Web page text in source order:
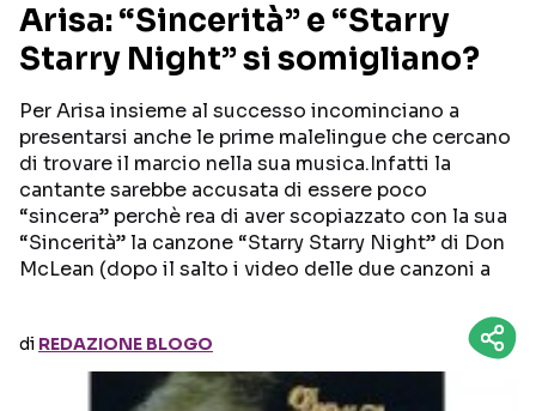
RECENSIONI MUSICALI
INTERVISTE
GOSSIP E CURIOSITÀ
TESTI CANZONI
TOUR ED EVENTI
TALENT SHOW
Seguici sui social
Arisa: “Sincerità” e “Starry
Starry Night” si somigliano?
Per Arisa insieme al successo incominciano a
presentarsi anche le prime malelingue che cercano
di trovare il marcio nella sua musica.Infatti la
cantante sarebbe accusata di essere poco
“sincera” perchè rea di aver scopiazzato con la sua
“Sincerità” la canzone “Starry Starry Night” di Don
McLean (dopo il salto i video delle due canzoni a
di REDAZIONE BLOGO